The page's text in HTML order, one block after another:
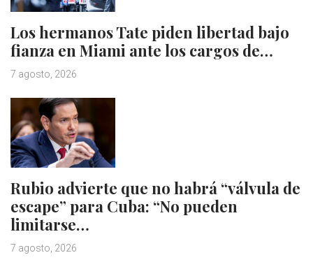
Los hermanos Tate piden libertad bajo
fianza en Miami ante los cargos de…
7 agosto, 2026
Rubio advierte que no habrá “válvula de
escape” para Cuba: “No pueden
limitarse…
7 agosto, 2026